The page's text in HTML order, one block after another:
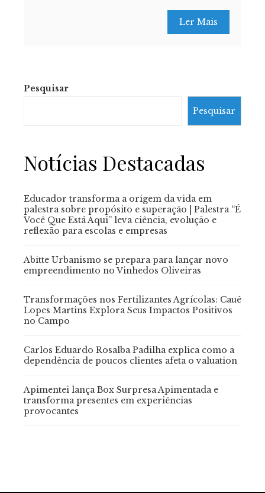
Ler Mais
Pesquisar
Pesquisar
Notícias Destacadas
Educador transforma a origem da vida em
palestra sobre propósito e superação | Palestra “É
Você Que Está Aqui” leva ciência, evolução e
reflexão para escolas e empresas
Abitte Urbanismo se prepara para lançar novo
empreendimento no Vinhedos Oliveiras
Transformações nos Fertilizantes Agrícolas: Cauê
Lopes Martins Explora Seus Impactos Positivos
no Campo
Carlos Eduardo Rosalba Padilha explica como a
dependência de poucos clientes afeta o valuation
Apimentei lança Box Surpresa Apimentada e
transforma presentes em experiências
provocantes